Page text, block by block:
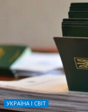
УКРАЇНА І СВІТ